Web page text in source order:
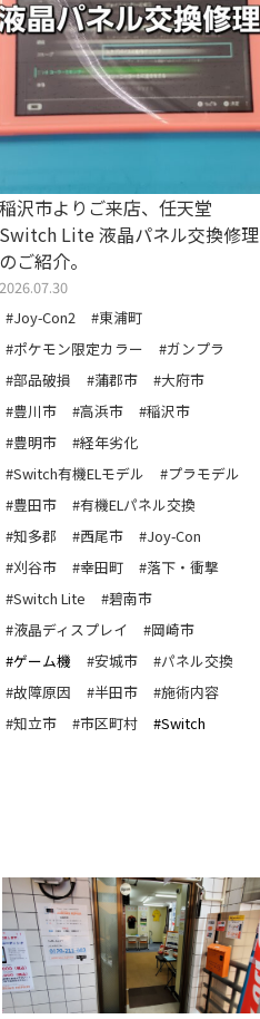
稲沢市よりご来店、任天堂
Switch Lite 液晶パネル交換修理
のご紹介。
2026.07.30
#Joy-Con2
#東浦町
#ポケモン限定カラー
#ガンプラ
#部品破損
#蒲郡市
#大府市
#豊川市
#高浜市
#稲沢市
#豊明市
#経年劣化
#Switch有機ELモデル
#プラモデル
#豊田市
#有機ELパネル交換
#知多郡
#西尾市
#Joy-Con
#刈谷市
#幸田町
#落下・衝撃
#Switch Lite
#碧南市
#液晶ディスプレイ
#岡崎市
#ゲーム機
#安城市
#パネル交換
#故障原因
#半田市
#施術内容
#知立市
#市区町村 #Switch